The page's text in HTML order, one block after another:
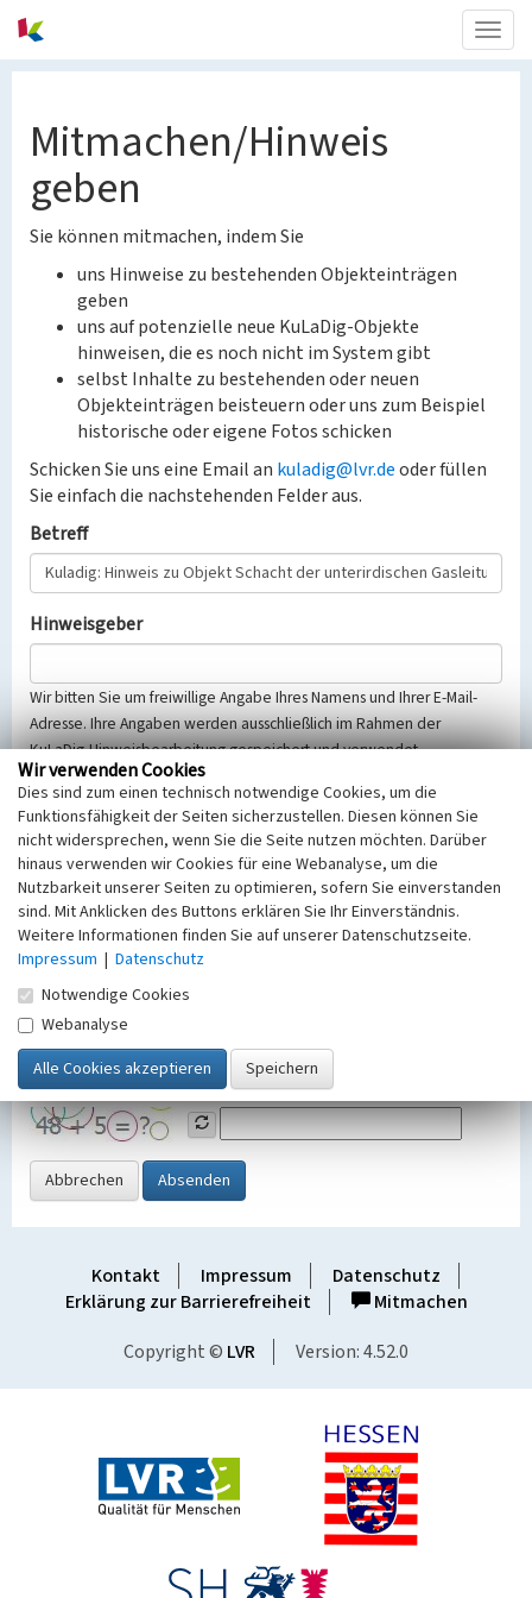
Mitmachen/Hinweis
geben
Sie können mitmachen, indem Sie
uns Hinweise zu bestehenden Objekteinträgen
geben
uns auf potenzielle neue KuLaDig-Objekte
hinweisen, die es noch nicht im System gibt
selbst Inhalte zu bestehenden oder neuen
Objekteinträgen beisteuern oder uns zum Beispiel
historische oder eigene Fotos schicken
Schicken Sie uns eine Email an kuladig@lvr.deoder füllen
Sie einfach die nachstehenden Felder aus.
Betreff
Hinweisgeber
Wir bitten Sie um freiwillige Angabe Ihres Namens und Ihrer E-Mail-
Adresse. Ihre Angaben werden ausschließlich im Rahmen der
KuLaDig-Hinweisbearbeitung gespeichert und verwendet.
Selbstverständlich werden diese entsprechend der Vorschriften des
Telemediengesetzes, des Datenschutzgesetzes NRW und der seit
dem 25.05.2018 gültigen Europäischen Datenschutzgrundverordnung
(EU-DSGVO) vertraulich behandelt, beachten Sie bitte unsere
Hinweise zumDatenschutz
Nachricht
SicherheitsabfrageTragen Sie unten das Rechenergebnis aus der
Grafik ein
Abbrechen Absenden
Kontakt Impressum
Datenschutz
Erklärung zur Barrierefreiheit
Mitmachen
Copyright © LVR Version: 4.52.0
Wir verwenden Cookies
Dies sind zum einen technisch notwendige Cookies, um die
Funktionsfähigkeit der Seiten sicherzustellen. Diesen können Sie
nicht widersprechen, wenn Sie die Seite nutzen möchten. Darüber
hinaus verwenden wir Cookies für eine Webanalyse, um die
Nutzbarkeit unserer Seiten zu optimieren, sofern Sie einverstanden
sind. Mit Anklicken des Buttons erklären Sie Ihr Einverständnis.
Weitere Informationen finden Sie auf unserer Datenschutzseite.
Impressum | Datenschutz
Notwendige Cookies
Webanalyse